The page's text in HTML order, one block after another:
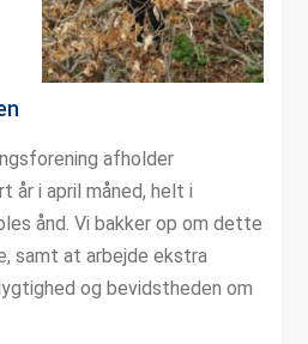
afholder
år i april måned, helt i
ånd. Vi bakker op om dette
samt at arbejde ekstra
og bevidstheden om